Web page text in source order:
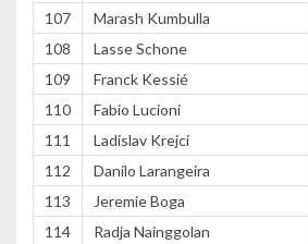
107
Marash Kumbulla
108
Lasse Schone
109
Franck Kessié
110
Fabio Lucioni
111
Ladislav Krejci
112
Danilo Larangeira
113
Jeremie Boga
114
Radja Nainggolan